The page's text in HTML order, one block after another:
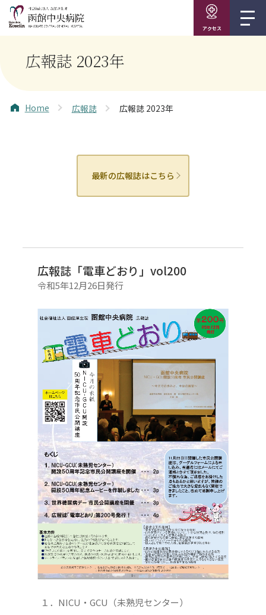
アクセス
広報誌 2023年
Home 広報誌 広報誌 2023年
最新の広報誌はこちら
広報誌「電車どおり」vol200
令和5年12月26日発行
１．NICU・GCU（未熟児センター）